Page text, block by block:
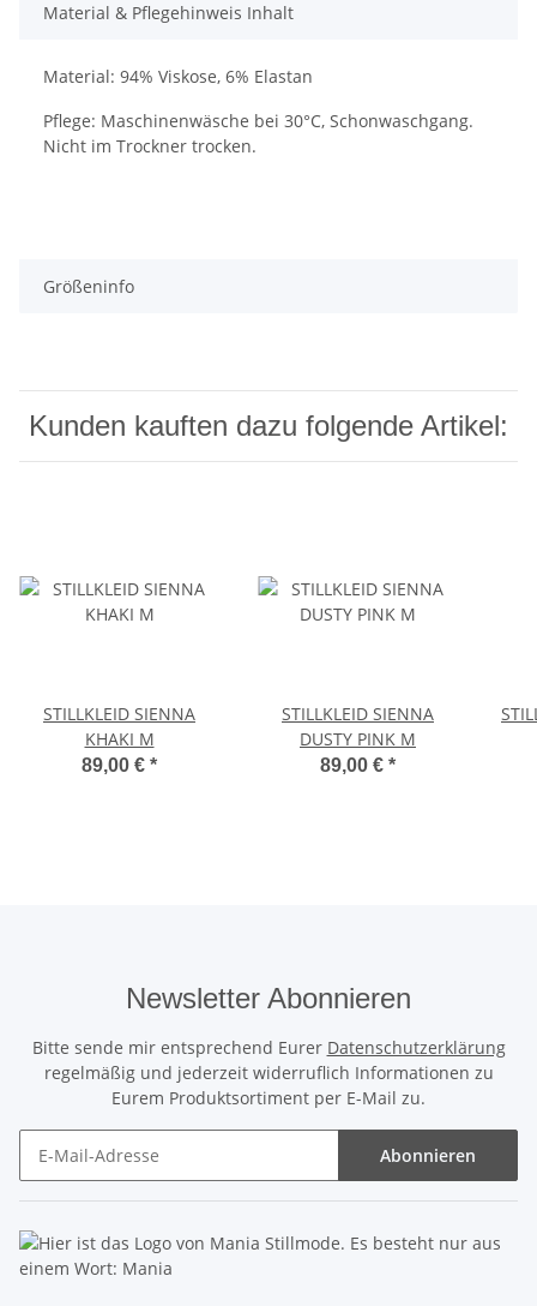
Material & Pflegehinweis Inhalt
Material: 94% Viskose, 6% Elastan
Pflege: Maschinenwäsche bei 30°C, Schonwaschgang.
Nicht im Trockner trocken.
Größeninfo
Kunden kauften dazu folgende Artikel:
STILLKLEID SIENNA
KHAKI M
89,00 € *
STILLKLEID SIENNA
DUSTY PINK M
89,00 € *
Newsletter Abonnieren
Bitte sende mir entsprechend Eurer Datenschutzerklärung
regelmäßig und jederzeit widerruflich Informationen zu
Eurem Produktsortiment per E-Mail zu.
Abonnieren